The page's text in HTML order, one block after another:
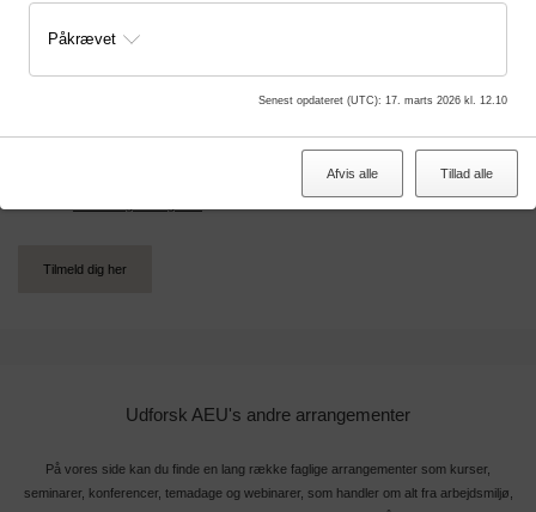
Tilmeld dig her
Udforsk AEU's andre arrangementer
På vores side kan du finde en lang række faglige arrangementer som kurser,
seminarer, konferencer, temadage og webinarer, som handler om alt fra arbejdsmiljø,
Påkrævet
Senest opdateret (UTC): 17. marts 2026 kl. 12.10
Afvis alle Tillad alle